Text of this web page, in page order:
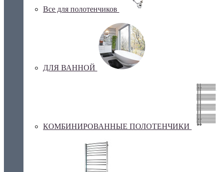
Все для полотенчиков
ДЛЯ ВАННОЙ
КОМБИНИРОВАННЫЕ ПОЛОТЕНЧИКИ